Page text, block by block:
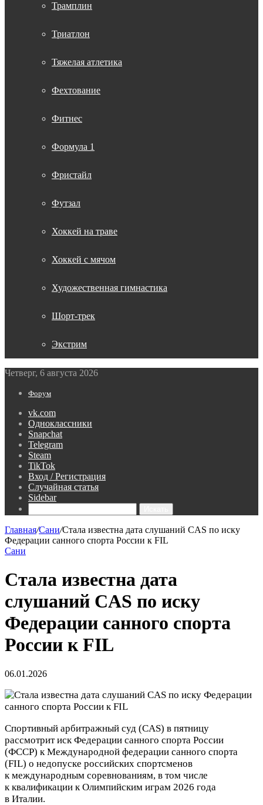
Трамплин
Триатлон
Тяжелая атлетика
Фехтование
Фитнес
Формула 1
Фристайл
Футзал
Хоккей на траве
Хоккей с мячом
Художественная гимнастика
Шорт-трек
Экстрим
Четверг, 6 августа 2026
Форум
vk.com
Одноклассники
Snapchat
Telegram
Steam
TikTok
Вход / Регистрация
Случайная статья
Sidebar
Главная/Сани/Стала известна дата слушаний CAS по иску
Федерации санного спорта России к FIL
Сани
Стала известна дата
слушаний CAS по иску
Федерации санного спорта
России к FIL
06.01.2026
Спортивный арбитражный суд (CAS) в пятницу
рассмотрит иск Федерации санного спорта России
(ФССР) к Международной федерации санного спорта
(FIL) о недопуске российских спортсменов
к международным соревнованиям, в том числе
к квалификации к Олимпийским играм 2026 года
в Италии.